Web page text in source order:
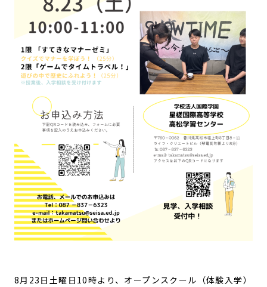
8月23日土曜日10時より、オープンスクール（体験入学）